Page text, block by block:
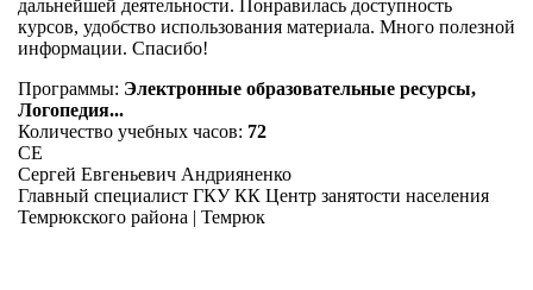
дальнейшей деятельности. Понравилась доступность
курсов, удобство использования материала. Много полезной
информации. Спасибо!
Программы: Электронные образовательные ресурсы,
Логопедия...
Количество учебных часов: 72
СЕ
Сергей Евгеньевич Андрияненко
Главный специалист ГКУ КК Центр занятости населения
Темрюкского района | Темрюк